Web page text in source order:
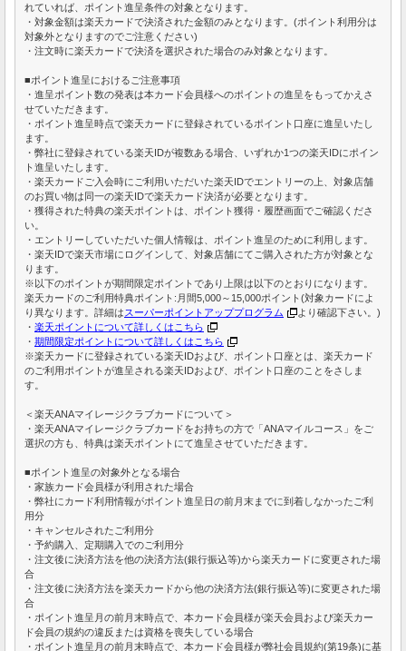
れていれば、ポイント進呈条件の対象となります。
・対象金額は楽天カードで決済された金額のみとなります。(ポイント利用分は
対象外となりますのでご注意ください)
・注文時に楽天カードで決済を選択された場合のみ対象となります。
■ポイント進呈におけるご注意事項
・進呈ポイント数の発表は本カード会員様へのポイントの進呈をもってかえさ
せていただきます。
・ポイント進呈時点で楽天カードに登録されているポイント口座に進呈いたし
ます。
・弊社に登録されている楽天IDが複数ある場合、いずれか1つの楽天IDにポイン
ト進呈いたします。
・楽天カードご入会時にご利用いただいた楽天IDでエントリーの上、対象店舗
のお買い物は同一の楽天IDで楽天カード決済が必要となります。
・獲得された特典の楽天ポイントは、ポイント獲得・履歴画面でご確認くださ
い。
・エントリーしていただいた個人情報は、ポイント進呈のために利用します。
・楽天IDで楽天市場にログインして、対象店舗にてご購入された方が対象とな
ります。
※以下のポイントが期間限定ポイントであり上限は以下のとおりになります。
楽天カードのご利用特典ポイント:月間5,000～15,000ポイント(対象カードによ
り異なります。詳細はスーパーポイントアッププログラム
より確認下さい。)
・ 楽天ポイントについて詳しくはこちら
・ 期間限定ポイントについて詳しくはこちら
※楽天カードに登録されている楽天IDおよび、ポイント口座とは、楽天カード
のご利用ポイントが進呈される楽天IDおよび、ポイント口座のことをさしま
す。
＜楽天ANAマイレージクラブカードについて＞
・楽天ANAマイレージクラブカードをお持ちの方で「ANAマイルコース」をご
選択の方も、特典は楽天ポイントにて進呈させていただきます。
■ポイント進呈の対象外となる場合
・家族カード会員様が利用された場合
・弊社にカード利用情報がポイント進呈日の前月末までに到着しなかったご利
用分
・キャンセルされたご利用分
・予約購入、定期購入でのご利用分
・注文後に決済方法を他の決済方法(銀行振込等)から楽天カードに変更された場
合
・注文後に決済方法を楽天カードから他の決済方法(銀行振込等)に変更された場
合
・ポイント進呈月の前月末時点で、本カード会員様が楽天会員および楽天カー
ド会員の規約の違反または資格を喪失している場合
・ポイント進呈月の前月末時点で、本カード会員様が弊社会員規約(第19条)に基